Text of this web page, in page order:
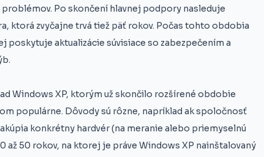
Po skončení hlavnej podpory nasleduje
ktorá zvyčajne trvá tiež päť rokov. Počas tohto obdobia
aktualizácie súvisiace so zabezpečením a
Windows XP, ktorým už skončilo rozšírené obdobie
populárne. Dôvody sú rôzne, napríklad ak spoločnosť
konkrétny hardvér (na meranie alebo priemyselnú
až 50 rokov, na ktorej je práve Windows XP nainštalovaný